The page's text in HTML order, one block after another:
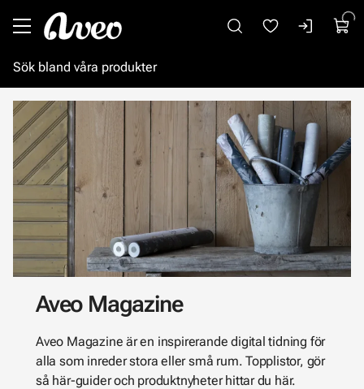
Aveo Magazine
Aveo Magazine är en inspirerande digital tidning för
alla som inreder stora eller små rum. Topplistor, gör
så här-guider och produktnyheter hittar du här.